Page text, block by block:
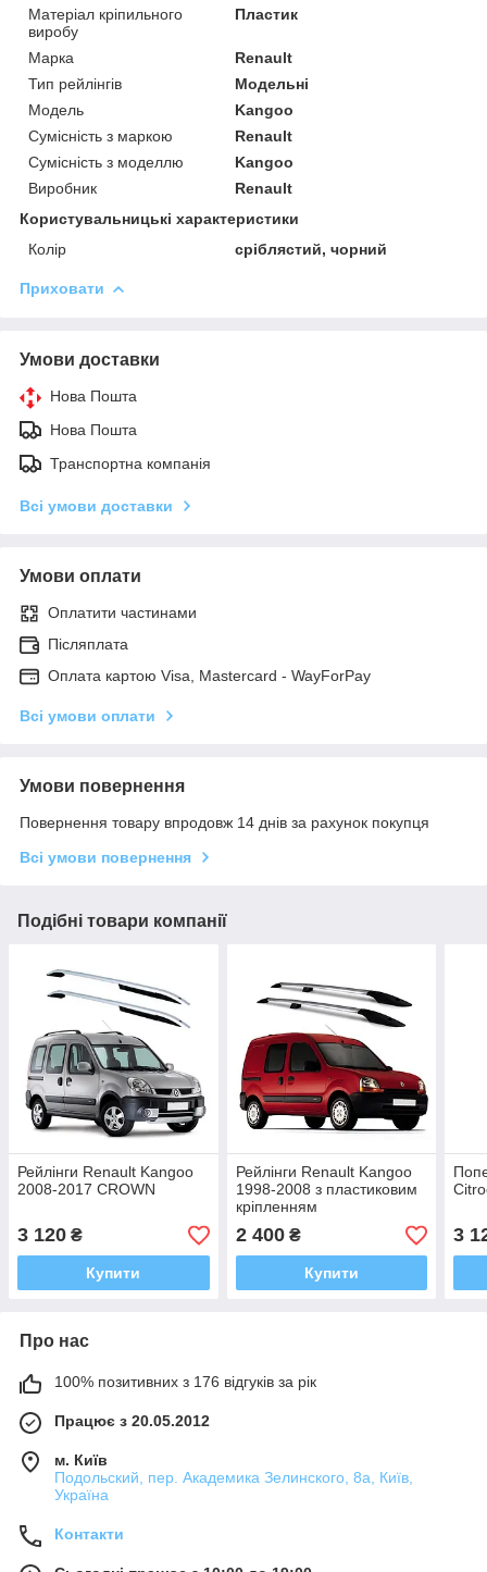
Матеріал кріпильного
виробу
Пластик
Марка
Renault
Тип рейлінгів
Модельні
Модель
Kangoo
Сумісність з маркою
Renault
Сумісність з моделлю
Kangoo
Виробник
Renault
Користувальницькі характеристики
Колір
сріблястий, чорний
Приховати
Умови доставки
Нова Пошта
Нова Пошта
Транспортна компанія
Всі умови доставки
Умови оплати
Оплатити частинами
Післяплата
Оплата картою Visa, Mastercard - WayForPay
Всі умови оплати
Умови повернення
Повернення товару впродовж 14 днів за рахунок покупця
Всі умови повернення
Подібні товари компанії
Рейлінги Renault Kangoo
2008-2017 CROWN
3 120 ₴
Купити
Рейлінги Renault Kangoo
1998-2008 з пластиковим
кріпленням
2 400₴
Купити
3
Про нас
100% позитивних з 176 відгуків за рік
Працює з 20.05.2012
м. Київ
Подольский, пер. Академика Зелинского, 8а, Київ,
Україна
Контакти